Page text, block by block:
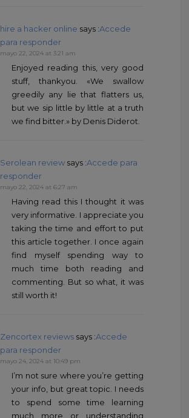
hire a hacker online says :Accede
para responder
mayo 22, 2024 at 3:21 am
Enjoyed reading this, very good
stuff, thankyou. «We swallow
greedily any lie that flatters us,
but we sip little by little at a truth
we find bitter.» by Denis Diderot.
Serolean review says :Accede para
responder
mayo 22, 2024 at 6:27 am
Having read this I thought it was
very informative. I appreciate you
taking the time and effort to put
this article together. I once again
find myself spending way to
much time both reading and
commenting. But so what, it was
still worth it!
Zencortex reviews says :Accede
para responder
mayo 24, 2024 at 10:49 pm
I’m not sure where you’re getting
your info, but great topic. I needs
to spend some time learning
much more or understanding